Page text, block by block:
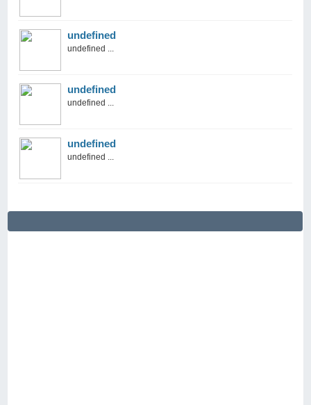
undefined
undefined ...
undefined
undefined ...
undefined
undefined ...